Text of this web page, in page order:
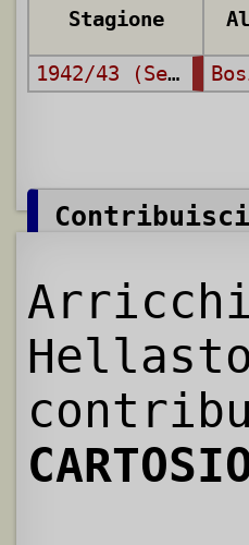
Stagione
1942/43 (Serie C)
Contribuisci